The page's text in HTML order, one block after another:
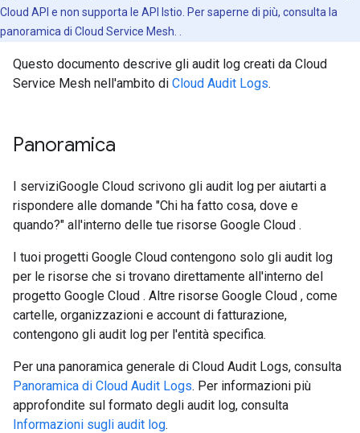
Cloud API e non supporta le API Istio. Per saperne di più, consulta la
panoramica di Cloud Service Mesh.
Questo documento descrive gli audit log creati da Cloud
Service Mesh nell'ambito di Cloud Audit Logs.
Panoramica
I serviziGoogle Cloud scrivono gli audit log per aiutarti a
rispondere alle domande "Chi ha fatto cosa, dove e
quando?" all'interno delle tue risorse Google Cloud .
I tuoi progetti Google Cloud contengono solo gli audit log
per le risorse che si trovano direttamente all'interno del
progetto Google Cloud . Altre risorse Google Cloud , come
cartelle, organizzazioni e account di fatturazione,
contengono gli audit log per l'entità specifica.
Per una panoramica generale di Cloud Audit Logs, consulta
Panoramica di Cloud Audit Logs. Per informazioni più
approfondite sul formato degli audit log, consulta
Informazioni sugli audit log.